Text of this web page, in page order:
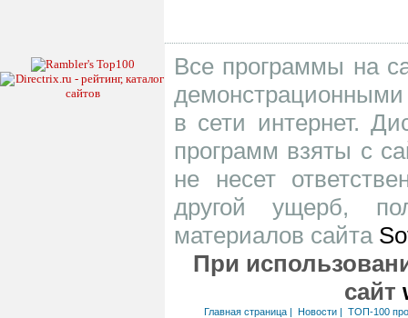
Все программы на
в сети интернет.
программ взяты с
не несет
другой ущерб,
материалов сайта
При
сайт
Главная страница| Новости| ТОП-100